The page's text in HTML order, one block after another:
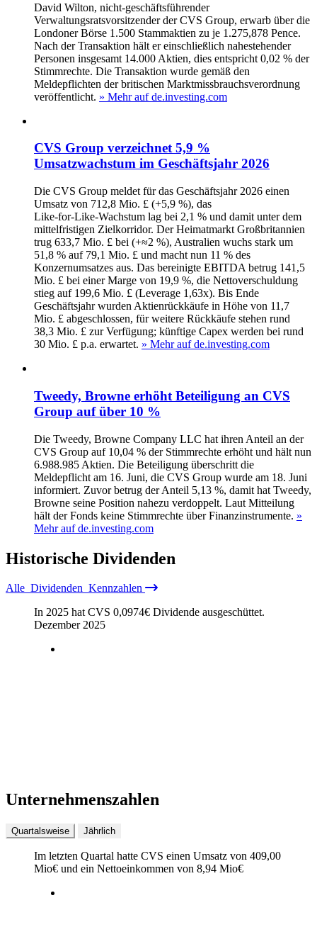
David Wilton, nicht‑geschäftsführender
Verwaltungsratsvorsitzender der CVS Group, erwarb über die
Londoner Börse 1.500 Stammaktien zu je 1.275,878 Pence.
Nach der Transaktion hält er einschließlich nahestehender
Personen insgesamt 14.000 Aktien, dies entspricht 0,02 % der
Stimmrechte. Die Transaktion wurde gemäß den
Meldepflichten der britischen Marktmissbrauchsverordnung
veröffentlicht. » Mehr auf de.investing.com
CVS Group verzeichnet 5,9 %
Umsatzwachstum im Geschäftsjahr 2026
Die CVS Group meldet für das Geschäftsjahr 2026 einen
Umsatz von 712,8 Mio. £ (+5,9 %), das
Like‑for‑Like‑Wachstum lag bei 2,1 % und damit unter dem
mittelfristigen Zielkorridor. Der Heimatmarkt Großbritannien
trug 633,7 Mio. £ bei (+≈2 %), Australien wuchs stark um
51,8 % auf 79,1 Mio. £ und macht nun 11 % des
Konzernumsatzes aus. Das bereinigte EBITDA betrug 141,5
Mio. £ bei einer Marge von 19,9 %, die Nettoverschuldung
stieg auf 199,6 Mio. £ (Leverage 1,63x). Bis Ende
Geschäftsjahr wurden Aktienrückkäufe in Höhe von 11,7
Mio. £ abgeschlossen, für weitere Rückkäufe stehen rund
38,3 Mio. £ zur Verfügung; künftige Capex werden bei rund
30 Mio. £ p.a. erwartet. » Mehr auf de.investing.com
Tweedy, Browne erhöht Beteiligung an CVS
Group auf über 10 %
Die Tweedy, Browne Company LLC hat ihren Anteil an der
CVS Group auf 10,04 % der Stimmrechte erhöht und hält nun
6.988.985 Aktien. Die Beteiligung überschritt die
Meldepflicht am 16. Juni, die CVS Group wurde am 18. Juni
informiert. Zuvor betrug der Anteil 5,13 %, damit hat Tweedy,
Browne seine Position nahezu verdoppelt. Laut Mitteilung
hält der Fonds keine Stimmrechte über Finanzinstrumente. »
Mehr auf de.investing.com
Historische Dividenden
Alle Dividenden Kennzahlen
In 2025 hat CVS 0,0974€ Dividende ausgeschüttet.
Dezember 2025
Unternehmenszahlen
Quartalsweise Jährlich
Im letzten Quartal hatte CVS einen Umsatz von 409,00
Mio€ und ein Nettoeinkommen von 8,94 Mio€